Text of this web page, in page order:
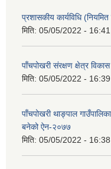
प्रशासकीय कार्यविधि (नियमित
मिति: 05/05/2022 - 16:41
पाँचपोखरी संरक्षण क्षेत्र
मिति: 05/05/2022 - 16:39
पाँचपोखरी थाङ्पाल
बनेको ऐन-२०७७
मिति: 05/05/2022 - 16:38